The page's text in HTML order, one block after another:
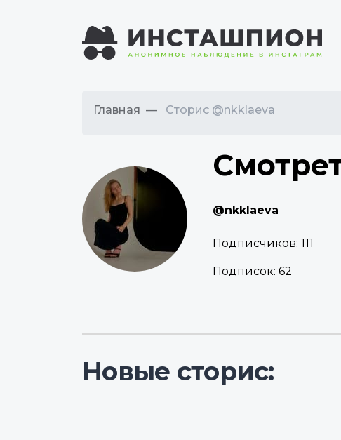
Главная Сторис @nkklaeva
@nkklaeva
Подписчиков: 111
Подписок: 62
Новые сторис: